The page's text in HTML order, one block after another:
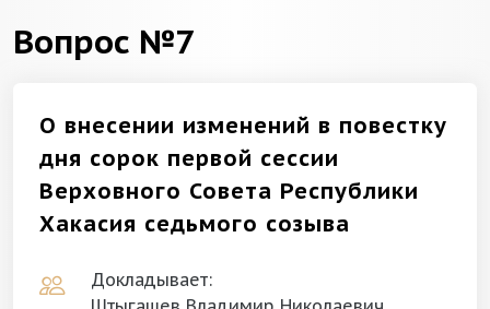
Вопрос №7
О внесении изменений в повестку
дня сорок первой сессии
Верховного Совета Республики
Хакасия седьмого созыва
Докладывает: